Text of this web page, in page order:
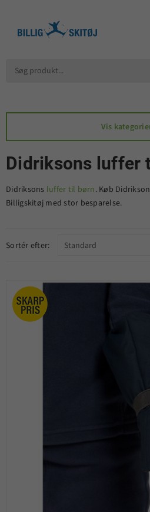
Vis
Didriksons luffer
Didriksons luffer til børn. Køb
Billigskitøj med stor besparelse.
Sortér efter: